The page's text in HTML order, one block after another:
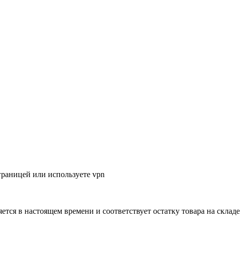
или используете vpn
в настоящем времени и соответствует остатку товара на складе